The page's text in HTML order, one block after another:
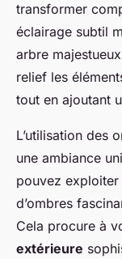
transformer
éclairage subtil
arbre
relief les
tout en ajoutant
L’utilisation des
une ambiance
pouvez
d’ombres
Cela procure à
extérieure